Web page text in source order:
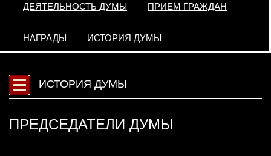
ДЕЯТЕЛЬНОСТЬ ДУМЫ ПРИЕМ ГРАЖДАН
НАГРАДЫ ИСТОРИЯ ДУМЫ
ИСТОРИЯ ДУМЫ
ПРЕДСЕДАТЕЛИ ДУМЫ